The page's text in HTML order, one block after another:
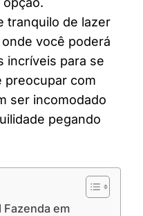
tranquilo de lazer
você poderá
incríveis para se
preocupar com
ser incomodado
pegando
Fazenda em